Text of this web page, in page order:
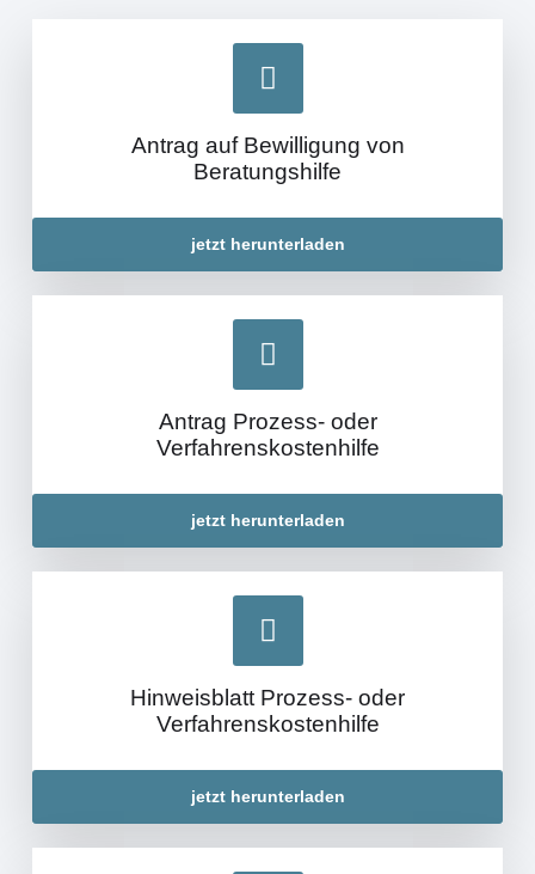
Antrag auf Bewilligung von
Beratungshilfe
jetzt herunterladen
Antrag Prozess- oder
Verfahrenskostenhilfe
jetzt herunterladen
Hinweisblatt Prozess- oder
Verfahrenskostenhilfe
jetzt herunterladen